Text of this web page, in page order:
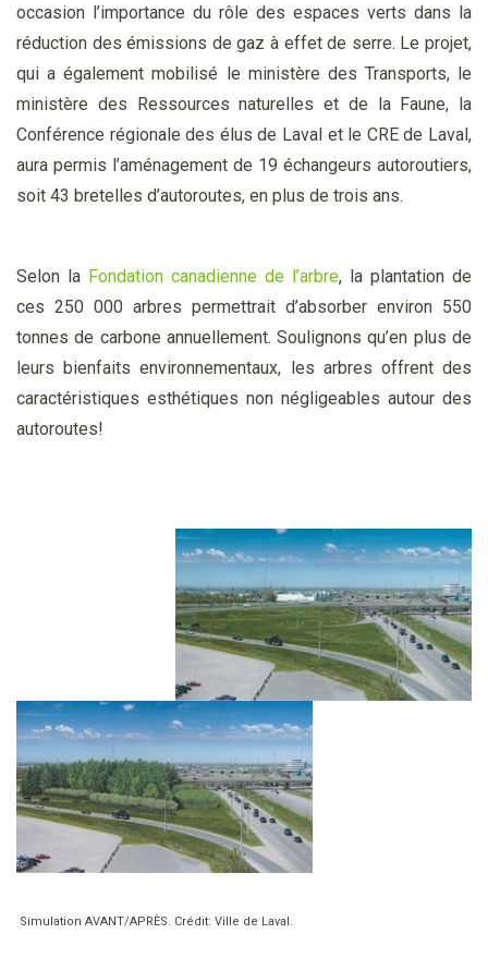
occasion l’importance du rôle des espaces verts dans la
réduction des émissions de gaz à effet de serre. Le projet,
qui a également mobilisé le ministère des Transports, le
ministère des Ressources naturelles et de la Faune, la
Conférence régionale des élus de Laval et le CRE de Laval,
aura permis l’aménagement de 19 échangeurs autoroutiers,
soit 43 bretelles d’autoroutes, en plus de trois ans.
Selon la Fondation canadienne de l’arbre, la plantation de
ces 250 000 arbres permettrait d’absorber environ 550
tonnes de carbone annuellement. Soulignons qu’en plus de
leurs bienfaits environnementaux, les arbres offrent des
caractéristiques esthétiques non négligeables autour des
autoroutes!
Simulation AVANT/APRÈS. Crédit: Ville de Laval.